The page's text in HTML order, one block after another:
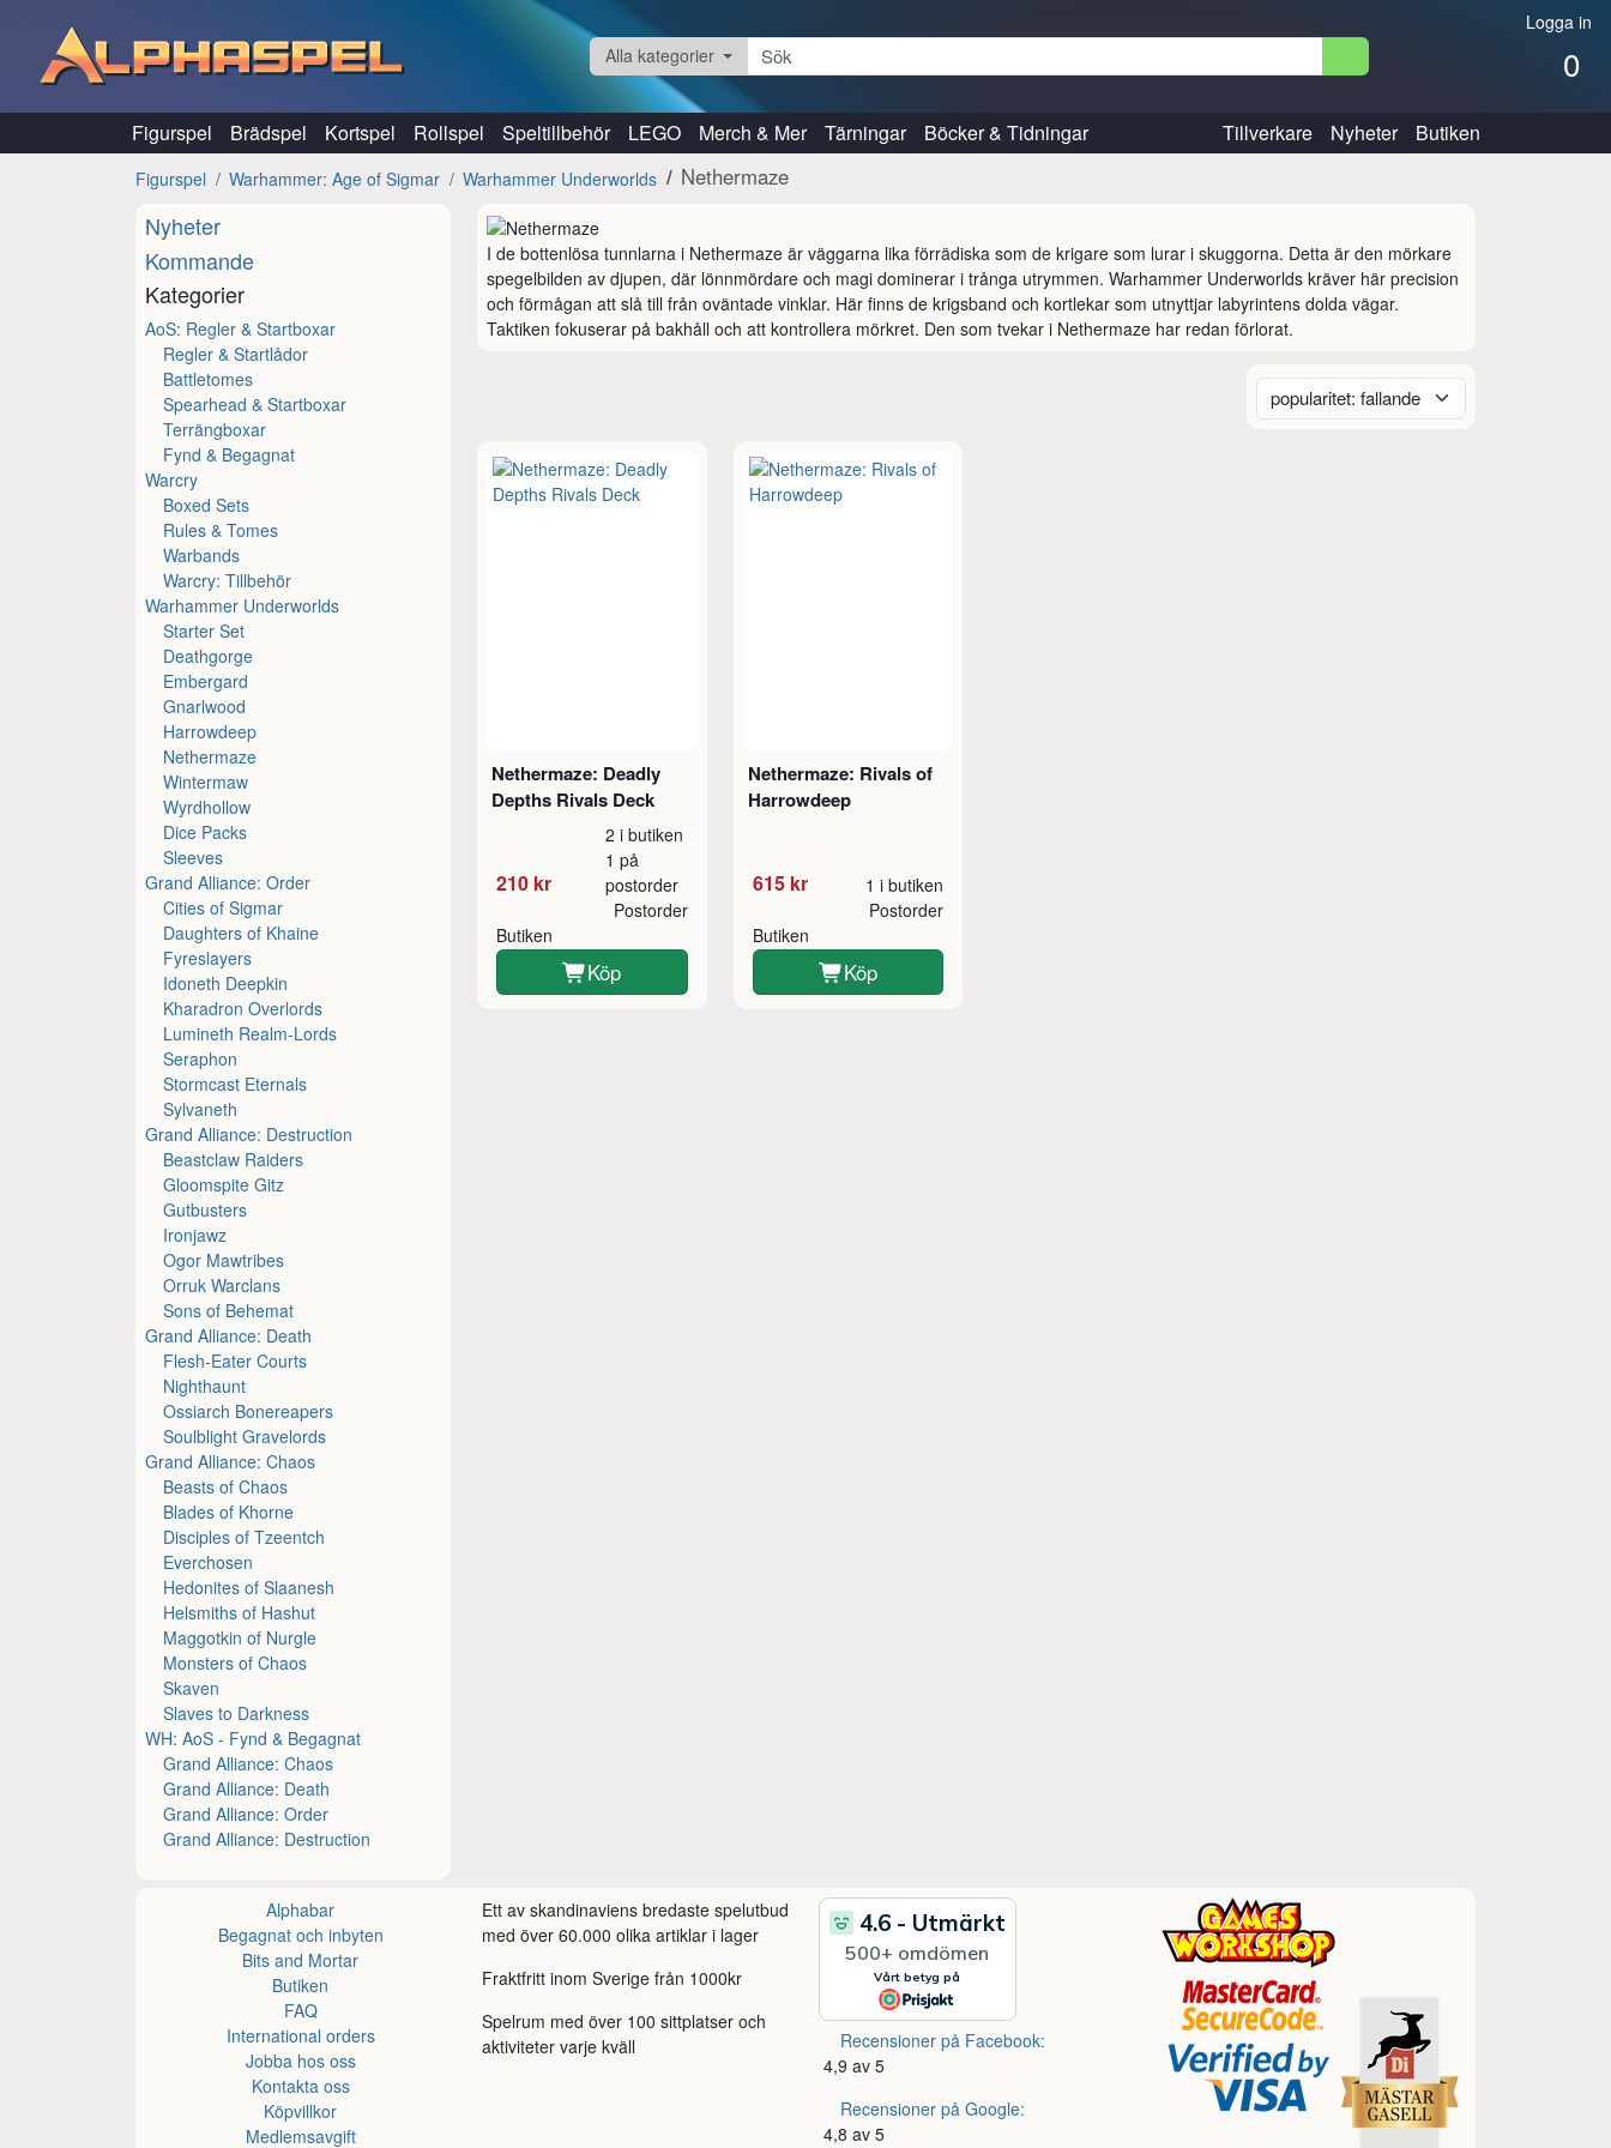
Logga in
0
Alla kategorier
Figurspel Brädspel Kortspel Rollspel Speltillbehör LEGO Merch & Mer Tärningar Böcker & Tidningar Tillverkare Nyheter Butiken
Figurspel Warhammer: Age of Sigmar Warhammer Underworlds Nethermaze
Nyheter
Kommande
Kategorier
AoS: Regler & Startboxar
Regler & Startlådor
Battletomes
Spearhead & Startboxar
Terrängboxar
Fynd & Begagnat
Warcry
Boxed Sets
Rules & Tomes
Warbands
Warcry: Tillbehör
Warhammer Underworlds
Starter Set
Deathgorge
Embergard
Gnarlwood
Harrowdeep
Nethermaze
Wintermaw
Wyrdhollow
Dice Packs
Sleeves
Grand Alliance: Order
Cities of Sigmar
Daughters of Khaine
Fyreslayers
Idoneth Deepkin
Kharadron Overlords
Lumineth Realm-Lords
Seraphon
Stormcast Eternals
Sylvaneth
Grand Alliance: Destruction
Beastclaw Raiders
Gloomspite Gitz
Gutbusters
Ironjawz
Ogor Mawtribes
Orruk Warclans
Sons of Behemat
Grand Alliance: Death
Flesh-Eater Courts
Nighthaunt
Ossiarch Bonereapers
Soulblight Gravelords
Grand Alliance: Chaos
Beasts of Chaos
Blades of Khorne
Disciples of Tzeentch
Everchosen
Hedonites of Slaanesh
Helsmiths of Hashut
Maggotkin of Nurgle
Monsters of Chaos
Skaven
Slaves to Darkness
WH: AoS - Fynd & Begagnat
Grand Alliance: Chaos
Grand Alliance: Death
Grand Alliance: Order
Grand Alliance: Destruction
I de bottenlösa tunnlarna i Nethermaze är väggarna lika förrädiska som de krigare som lurar i skuggorna. Detta är den mörkare
spegelbilden av djupen, där lönnmördare och magi dominerar i trånga utrymmen. Warhammer Underworlds kräver här precision
och förmågan att slå till från oväntade vinklar. Här finns de krigsband och kortlekar som utnyttjar labyrintens dolda vägar.
Taktiken fokuserar på bakhåll och att kontrollera mörkret. Den som tvekar i Nethermaze har redan förlorat.
Nethermaze: Deadly
Depths Rivals Deck
210 kr
2 i butiken
1 på
postorder
Butiken
Postorder
Köp
Nethermaze: Rivals of
Harrowdeep
615 kr 1 i butiken
Butiken
Postorder
Köp
Alphabar
Begagnat och inbyten
Bits and Mortar
Butiken
FAQ
International orders
Jobba hos oss
Kontakta oss
Köpvillkor
Medlemsavgift
Ett av skandinaviens bredaste spelutbud
med över 60.000 olika artiklar i lager
Fraktfritt inom Sverige från 1000kr
Spelrum med över 100 sittplatser och
aktiviteter varje kväll
Recensioner på Facebook:
4,9 av 5
Recensioner på Google:
4,8 av 5